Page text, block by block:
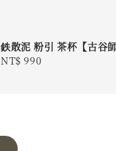
鉄散泥 粉引 茶杯【古谷
Regular
NT$ 990